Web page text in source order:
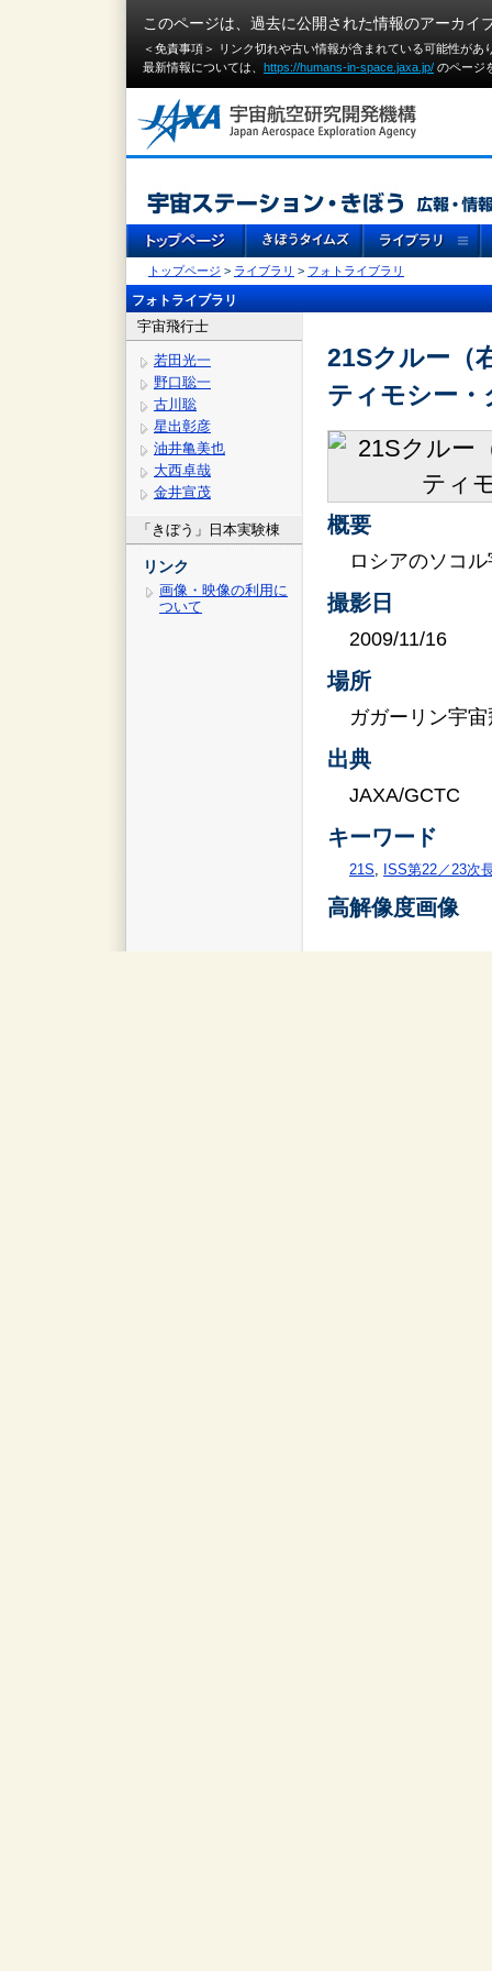
このページは、過去に公開された情報のアーカイ
＜免責事項＞ リンク切れや古い情報が含まれている可能性が
最新情報については、 https://humans-in-space.jaxa.jp/ のページ
トップページ > ライブラリ > フォトライブラリ
フォトライブラリ
宇宙飛行士
若田光一
野口聡一
古川聡
星出彰彦
油井亀美也
大西卓哉
金井宣茂
「きぼう」日本実験棟
リンク
画像・映像の利用に
ついて
21Sクルー（
ティモシー・
概要
ロシアのソコ
撮影日
2009/11/16
場所
ガガーリン宇
出典
JAXA/GCTC
キーワード
21S, ISS第22／23次
高解像度画像